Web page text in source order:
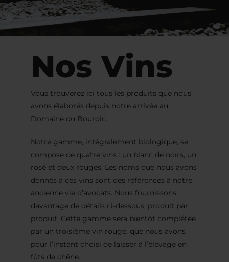
Nos Vins
Vous trouverez ici tous les produits que nous
avons élaborés depuis notre arrivée au
Domaine du Bourdic.
Notre gamme, intégralement biologique, se
compose de quatre vins : un blanc de noirs, un
rosé et deux rouges. Les noms que nous avons
donnés à ces vins sont des références à notre
ancienne vie d’avocats. Nous fournissons
davantage de détails ci-dessous, produit par
produit. Cette gamme sera bientôt complétée
par un troisième vin rouge, que nous avons
pour l’instant choisi de laisser à l’élevage en
fûts de chêne.